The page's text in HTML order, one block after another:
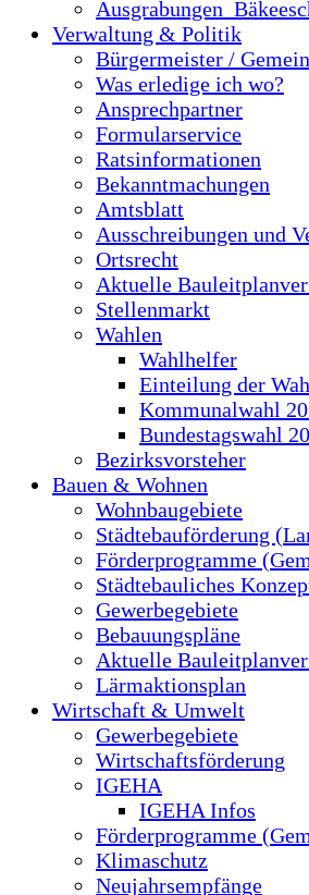
Verwaltung & Politik
Bürgermeister /
Was erledige ich wo?
Ansprechpartner
Formularservice
Ratsinformationen
Bekanntmachungen
Amtsblatt
Ausschreibungen und
Ortsrecht
Aktuelle
Stellenmarkt
Wahlen
Wahlhelfer
Einteilung der
Kommunalwahl
Bundestagswahl
Bezirksvorsteher
Bauen & Wohnen
Wohnbaugebiete
Städtebauförderung
Förderprogramme
Städtebauliches
Gewerbegebiete
Bebauungspläne
Aktuelle
Lärmaktionsplan
Wirtschaft & Umwelt
Gewerbegebiete
Wirtschaftsförderung
IGEHA
IGEHA Infos
Förderprogramme
Klimaschutz
Neujahrsempfänge